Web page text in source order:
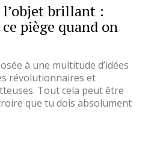
l’objet brillant :
piège quand on
à une multitude d’idées
révolutionnaires et
Tout cela peut être
que tu dois absolument